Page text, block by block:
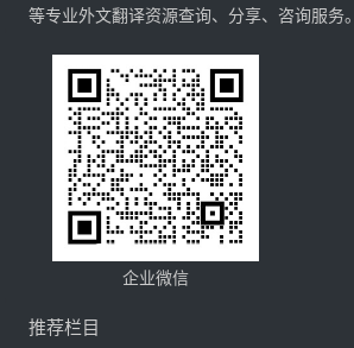
等专业外文翻译资源查询、分享、咨询服务。
企业微信
推荐栏目